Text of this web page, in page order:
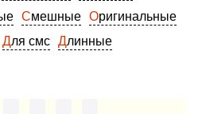
Смешные
Оригинальные
Для смс
Длинные